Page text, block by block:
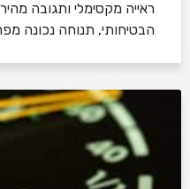
ראייה מקסימלי ותגובה
הבטיחותי, תנוחה נכונה